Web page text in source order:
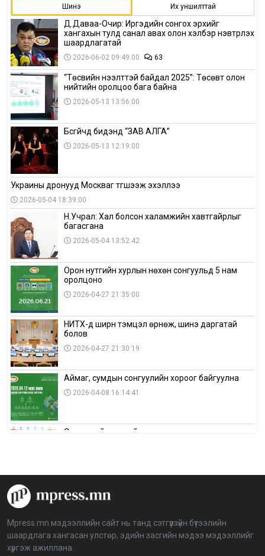
Шинэ Их уншилттай
Д.Даваа-Очир: Иргэдийн сонгох эрхийг
хангахын тулд санал авах олон хэлбэр нэвтрүүлэх
шаардлагатай
2026-06-02 09:49:00 63
“Төсвийн нээлттэй байдал 2025”: Төсөвт олон
нийтийн оролцоо бага байна
2026-05-13 13:56:00
Бүсгүйчүүд бидэнд “ЗАВ АЛГА”
2026-05-13 12:19:00
Украины дронууд Москваг түгшээж эхэллээ
2026-05-04 18:39:00
Н.Учрал: Хал болсон халамжийн хавтгайрлыг
багасгана
2026-05-04 13:52:42
Орон нутгийн хурлын нөхөн сонгуульд 5 нам
оролцоно
2026-04-27 21:35:00
НИТХ-д ширүүн тэмцэл өрнөж, шинэ даргатай
болов
2026-04-27 21:30:19
Аймаг, сумдын сонгуулийн хороог байгуулна
2026-04-08 16:14:41
Сонгуулийн хуулийн зөрчил, шалгах,
аймагт үргэлжилж байна
BTS-ийн тоглолтыг Netflix дэлхий даяар шууд
дамжуулна
Mpress.mn мэдээллийн сайт нь танд сэтгүүлзүйн бүтээлийн
шаардлага хангасан улстөр, эдийн засгийн мэдээ мэдээллийг
хүргэж ажиллана.